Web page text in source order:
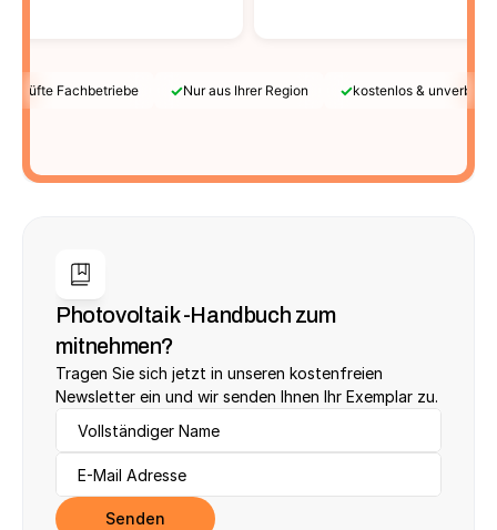
Fachbetriebe ✓Nur aus Ihrer Region ✓kostenlos &
Photovoltaik -Handbuch zum
mitnehmen?
Tragen Sie sich jetzt in unseren kostenfreien
Newsletter ein und wir senden Ihnen Ihr Exemplar zu.
Senden